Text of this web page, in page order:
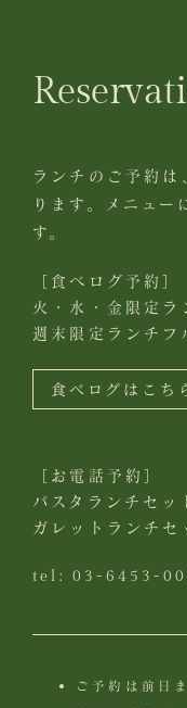
ランチのご予約は
ります。
メニュー
す。
［食べログ予約］
火・水・金限定ラ
週末限定ランチフ
食べログはこち
［お電話予約］
パスタランチセッ
ガレットランチセ
tel: 03-6453-
ご予約は前日